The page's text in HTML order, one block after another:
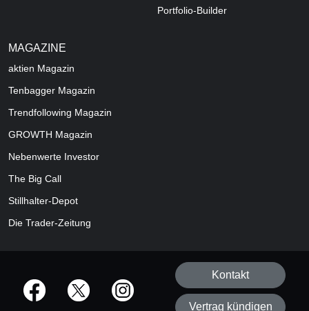
Portfolio-Builder
MAGAZINE
aktien Magazin
Tenbagger Magazin
Trendfollowing Magazin
GROWTH Magazin
Nebenwerte Investor
The Big Call
Stillhalter-Depot
Die Trader-Zeitung
offizielle Social Media-Accounts
Kontakt
Vertrag kündigen